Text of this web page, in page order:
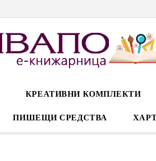
КРЕАТИВНИ КОМПЛЕКТИ
ПИШЕЩИ СРЕДСТВА